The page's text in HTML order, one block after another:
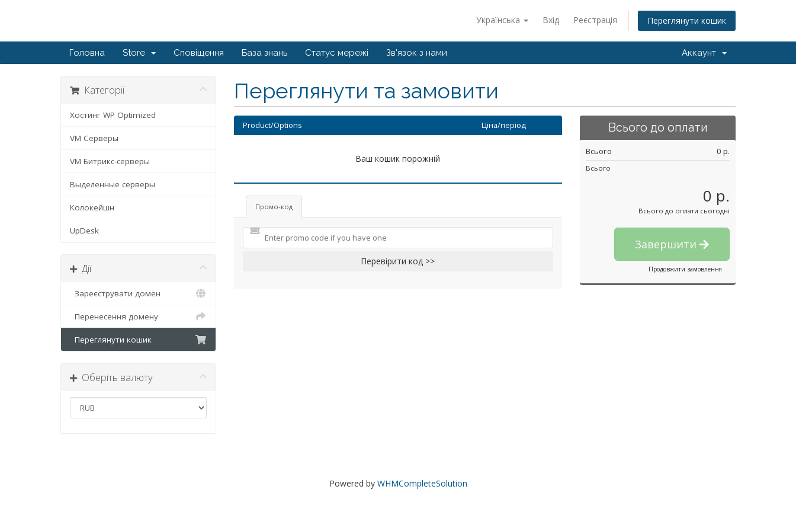
Українська Вхід Реєстрація Переглянути кошик
Головна Store Сповіщення База знань Статус мережі Зв'язок з нами Аккаунт
Переглянути та замовити
Категорії
Хостинг WP Optimized
VM Серверы
VM Битрикс-серверы
Выделенные серверы
Колокейшн
UpDesk
Дії
Зареєструвати домен
Перенесення домену
Переглянути кошик
Оберіть валюту
Product/Options Ціна/період
Ваш кошик порожній
Промо-код
Перевірити код >>
Всього до оплати
Всього 0 p.
Всього
0 p.
Всього до оплати сьогодні
Завершити
Продовжити замовлення
Powered by WHMCompleteSolution